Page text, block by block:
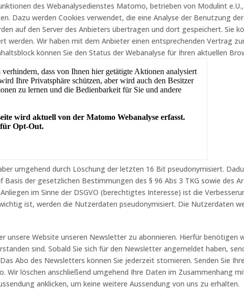
des Webanalysedienstes Matomo, betrieben von Modulint
Dazu werden Cookies verwendet, die eine Analyse der Benutzung
auf den Server des Anbieters übertragen und dort gespeichert. Sie
werden. Wir haben mit dem Anbieter einen entsprechenden Vertrag
können Sie den Status der Webanalyse für Ihren aktuellen
umgehend durch Löschung der letzten 16 Bit pseudonymisiert.
der gesetzlichen Bestimmungen des § 96 Abs 3 TKG sowie des
im Sinne der DSGVO (berechtigtes Interesse) ist die
ist, werden die Nutzerdaten pseudonymisiert. Die Nutzerdaten
unsere Website unseren Newsletter zu abonnieren. Hierfür benötigen
sind. Sobald Sie sich für den Newsletter angemeldet haben,
Abo des Newsletters können Sie jederzeit stornieren. Senden Sie
Wir löschen anschließend umgehend Ihre Daten im Zusammenhang
anklicken, um keine weitere Aussendung von uns zu erhalten.